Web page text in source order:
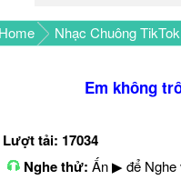
Home Nhạc Chuông
Em không
Lượt tải: 17034
Nghe thử: Ấn ▶ để Nghe